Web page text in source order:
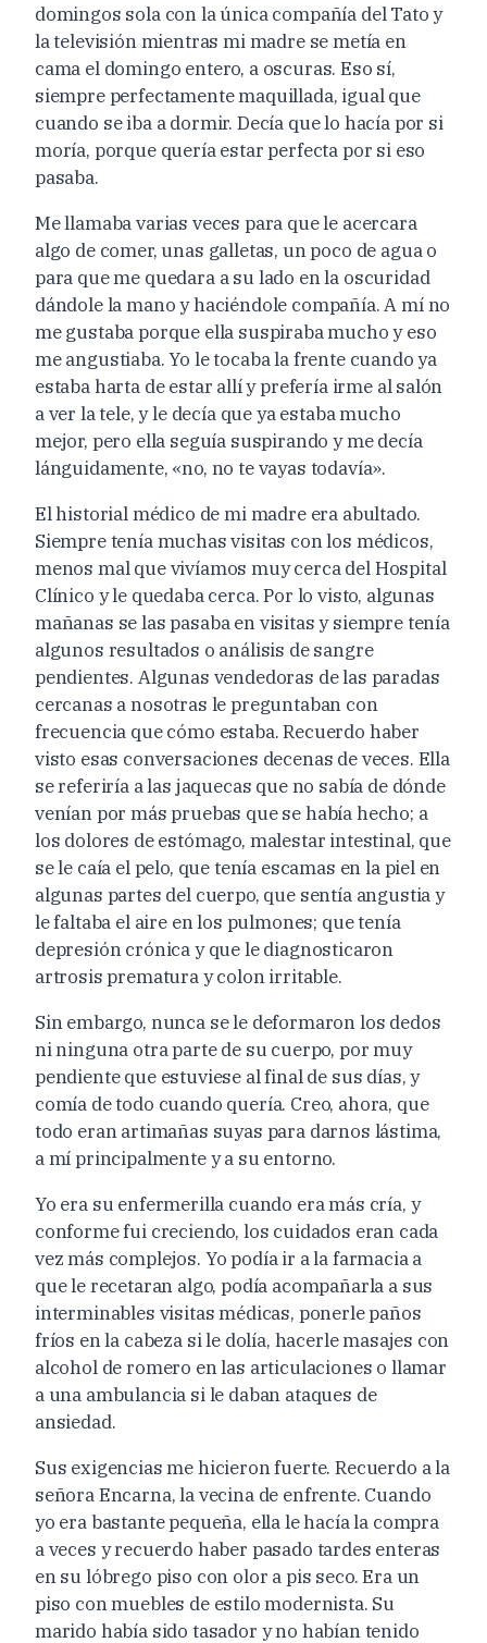
domingos sola con la única compañía del Tato y
la televisión mientras mi madre se metía en
cama el domingo entero, a oscuras. Eso sí,
siempre perfectamente maquillada, igual que
cuando se iba a dormir. Decía que lo hacía por si
moría, porque quería estar perfecta por si eso
pasaba.
Me llamaba varias veces para que le acercara
algo de comer, unas galletas, un poco de agua o
para que me quedara a su lado en la oscuridad
dándole la mano y haciéndole compañía. A mí no
me gustaba porque ella suspiraba mucho y eso
me angustiaba. Yo le tocaba la frente cuando ya
estaba harta de estar allí y prefería irme al salón
a ver la tele, y le decía que ya estaba mucho
mejor, pero ella seguía suspirando y me decía
lánguidamente, «no, no te vayas todavía».
El historial médico de mi madre era abultado.
Siempre tenía muchas visitas con los médicos,
menos mal que vivíamos muy cerca del Hospital
Clínico y le quedaba cerca. Por lo visto, algunas
mañanas se las pasaba en visitas y siempre tenía
algunos resultados o análisis de sangre
pendientes. Algunas vendedoras de las paradas
cercanas a nosotras le preguntaban con
frecuencia que cómo estaba. Recuerdo haber
visto esas conversaciones decenas de veces. Ella
se referiría a las jaquecas que no sabía de dónde
venían por más pruebas que se había hecho; a
los dolores de estómago, malestar intestinal, que
se le caía el pelo, que tenía escamas en la piel en
algunas partes del cuerpo, que sentía angustia y
le faltaba el aire en los pulmones; que tenía
depresión crónica y que le diagnosticaron
artrosis prematura y colon irritable.
Sin embargo, nunca se le deformaron los dedos
ni ninguna otra parte de su cuerpo, por muy
pendiente que estuviese al final de sus días, y
comía de todo cuando quería. Creo, ahora, que
todo eran artimañas suyas para darnos lástima,
a mí principalmente y a su entorno.
Yo era su enfermerilla cuando era más cría, y
conforme fui creciendo, los cuidados eran cada
vez más complejos. Yo podía ir a la farmacia a
que le recetaran algo, podía acompañarla a sus
interminables visitas médicas, ponerle paños
fríos en la cabeza si le dolía, hacerle masajes con
alcohol de romero en las articulaciones o llamar
a una ambulancia si le daban ataques de
ansiedad.
Sus exigencias me hicieron fuerte. Recuerdo a la
señora Encarna, la vecina de enfrente. Cuando
yo era bastante pequeña, ella le hacía la compra
a veces y recuerdo haber pasado tardes enteras
en su lóbrego piso con olor a pis seco. Era un
piso con muebles de estilo modernista. Su
marido había sido tasador y no habían tenido